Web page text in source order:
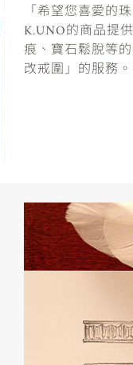
「希望您喜愛的
K.UNO的商品提
痕、寶石鬆脫等
改戒圍」的服務。